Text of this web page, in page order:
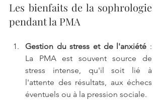
Les bienfaits de la sophrologie
pendant la PMA
Gestion du stress et de l'anxiété :
La PMA est souvent source de
stress intense, qu'il soit lié à
l'attente des résultats, aux échecs
éventuels ou à la pression sociale.